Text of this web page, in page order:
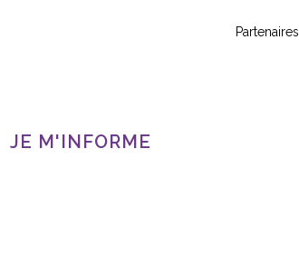
Partenaires
JE M'INFORME